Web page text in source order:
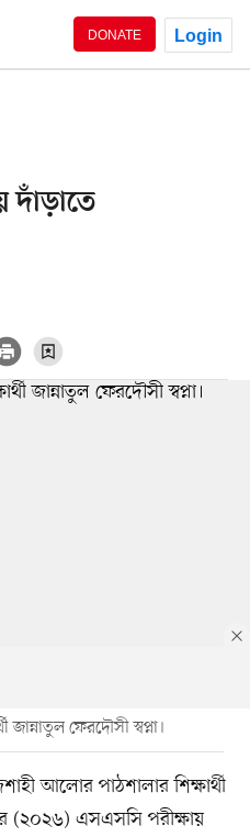
DONATE Login
দাঁড়াতে
ফেরদৌসী স্বপ্না।
আলোর পাঠশালার শিক্ষার্থী
(২০২৬) এসএসসি পরীক্ষায়